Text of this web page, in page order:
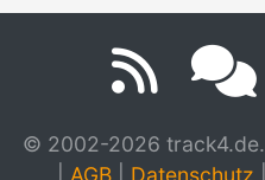
© 2002-2026
AGB Datenschutz